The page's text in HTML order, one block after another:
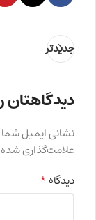
جدیدتر
دیدگاهتان
نشانی ایمیل
علامت‌گذاری
دیدگاه*